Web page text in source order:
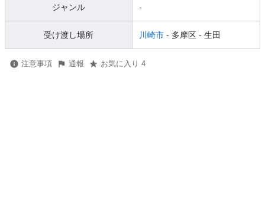
ジャンル -
受け渡し場所 川崎市 - 多摩区 - 生田
注意事項 通報 お気に入り 4